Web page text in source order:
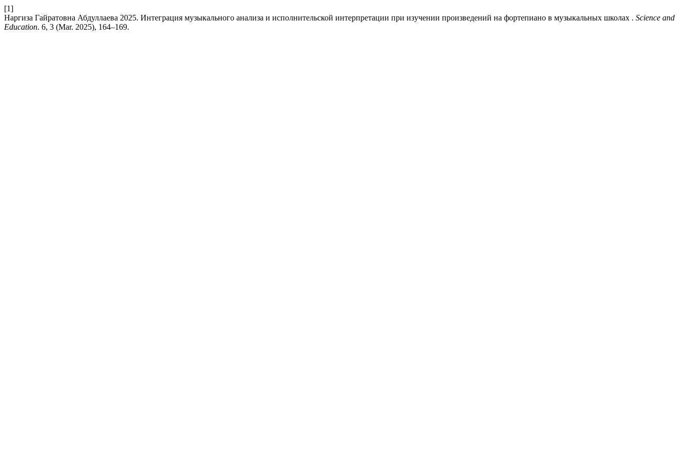
[1]
Наргиза Гайратовна Абдуллаева 2025. Интеграция музыкального анализа и исполнительской интерпретации при изучении произведений на фортепиано в музыкальных школах . Science and
Education. 6, 3 (Mar. 2025), 164–169.